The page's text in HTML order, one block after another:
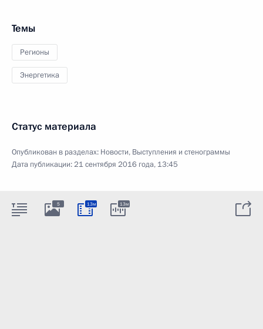
Темы
Регионы
Энергетика
Статус материала
Опубликован в разделах: Новости, Выступления и стенограммы
Дата публикации:21 сентября 2016 года, 13:45
5 13м 13м